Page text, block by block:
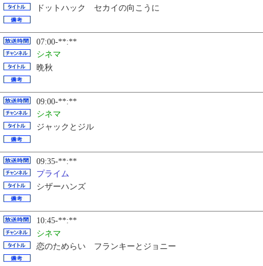
ドットハック セカイの向こうに
07:00-**:**
シネマ
晩秋
09:00-**:**
シネマ
ジャックとジル
09:35-**:**
プライム
シザーハンズ
10:45-**:**
シネマ
恋のためらい フランキーとジョニー